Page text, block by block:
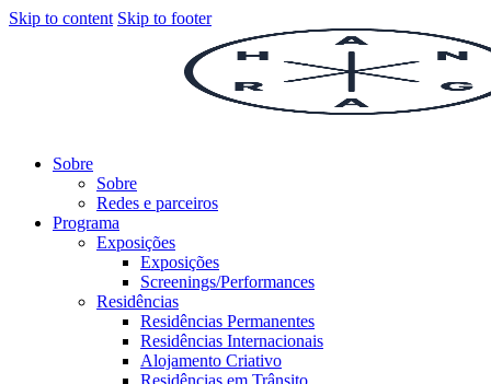
Skip to content Skip to footer
Sobre
Sobre
Redes e parceiros
Programa
Exposições
Exposições
Screenings/Performances
Residências
Residências Permanentes
Residências Internacionais
Alojamento Criativo
Residências em Trânsito